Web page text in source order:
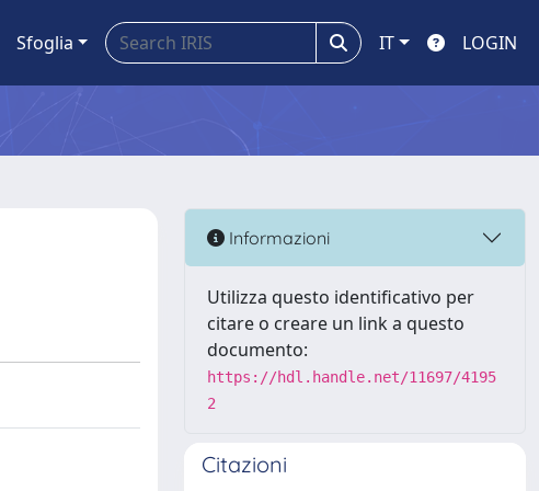
Sfoglia IT LOGIN
Informazioni
Utilizza questo identificativo per
citare o creare un link a questo
documento:
https://hdl.handle.net/11697/4195
2
Citazioni